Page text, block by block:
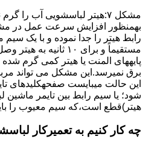
مشکل ۷:ﻫﯿﺘﺮ لباسشویی آب را
بهمنظور اﻓﺰاﯾﺶ ﺳﺮﻋﺖ ﻋﻤﻞ در
مستقیماً و برای ۱۰
پایههای اﻟﻤﻨﺖ یا هیتر کمی ﮔﺮم
ﺑﺮق نمیرسد.اﯾﻦ ﻣﺸﮑﻞ می تواند
این حالت میبایست صفحهکلیدهای
شود؛ ﯾﺎ ﺳﯿﻢ راﺑﻂ ﺑﯿﻦ ﺗﺎﯾﻤﺮ
ﻫﯿﺘﺮ)ﻗﻄﻊ اﺳﺖ،ﮐﻪ ﺳﯿﻢ ﻣﻌﯿﻮب را
چه کار کنیم به تعمیرکار